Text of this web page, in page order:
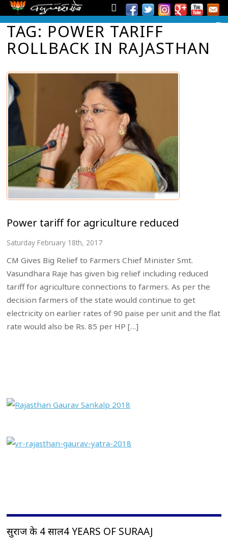
TAG: POWER TARIFF
ROLLBACK IN RAJASTHAN
Power tariff for agriculture reduced
Saturday February 18th, 2017
CM Gives Big Relief to Farmers Chief Minister Smt.
Vasundhara Raje has given big relief including reduced
tariff for agriculture connections to farmers. As per the
decision farmers of the state would continue to get
electricity on earlier rates of 90 paise per unit and the flat
rate would also be Rs. 85 per HP […]
सुराज के 4 साल4 YEARS OF SURAAJ